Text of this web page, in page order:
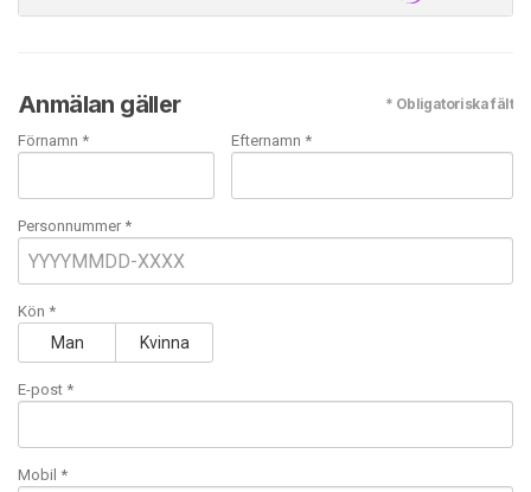
Anmälan gäller * Obligatoriska fält
Förnamn * Efternamn *
Personnummer *
Kön *
Man Kvinna
E-post *
Mobil *